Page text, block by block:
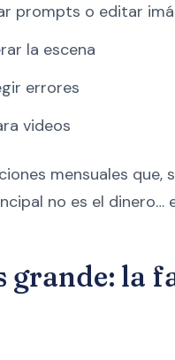
prompts o editar
la escena
errores
videos
mensuales que,
no es el dinero…
grande: la